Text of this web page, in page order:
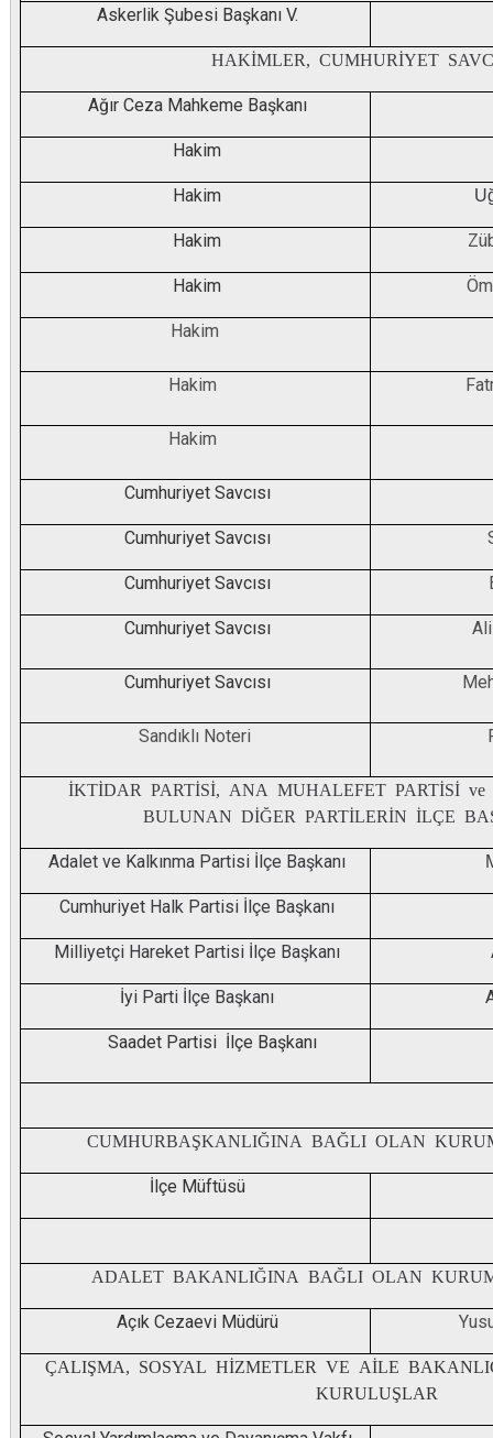
Askerlik Şubesi Başkanı V.
HAKİMLER, CUMHURİYET
Ağır Ceza Mahkeme Başkanı
Hakim
Hakim
Hakim
Hakim
Hakim
Hakim
Hakim
Cumhuriyet Savcısı
Cumhuriyet Savcısı
Cumhuriyet Savcısı
Cumhuriyet Savcısı
Cumhuriyet Savcısı
Sandıklı Noteri
İKTİDAR PARTİSİ, ANA MUHALEFET PARTİSİ ve
BULUNAN DİĞER PARTİLERİN İLÇE
Adalet ve Kalkınma Partisi İlçe Başkanı
Cumhuriyet Halk Partisi İlçe Başkanı
Milliyetçi Hareket Partisi İlçe Başkanı
İyi Parti İlçe Başkanı
Saadet Partisi İlçe Başkanı
CUMHURBAŞKANLIĞINA BAĞLI OLAN
İlçe Müftüsü
ADALET BAKANLIĞINA BAĞLI OLAN
Açık Cezaevi Müdürü
ÇALIŞMA, SOSYAL HİZMETLER VE AİLE
KURULUŞLAR